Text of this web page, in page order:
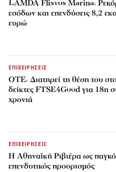
LAMDA Flisvos Marina:
εσόδων και επενδύσεις 8,2
ευρώ
ΕΠΙΧΕΙΡΗΣΕΙΣ
ΟΤΕ: Διατηρεί τη θέση του
δείκτες FTSE4Good για 18η
χρονιά
ΕΠΙΧΕΙΡΗΣΕΙΣ
Η Αθηναϊκή Ριβιέρα ως
επενδυτικός προορισμός